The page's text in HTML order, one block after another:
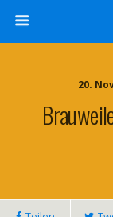
20.